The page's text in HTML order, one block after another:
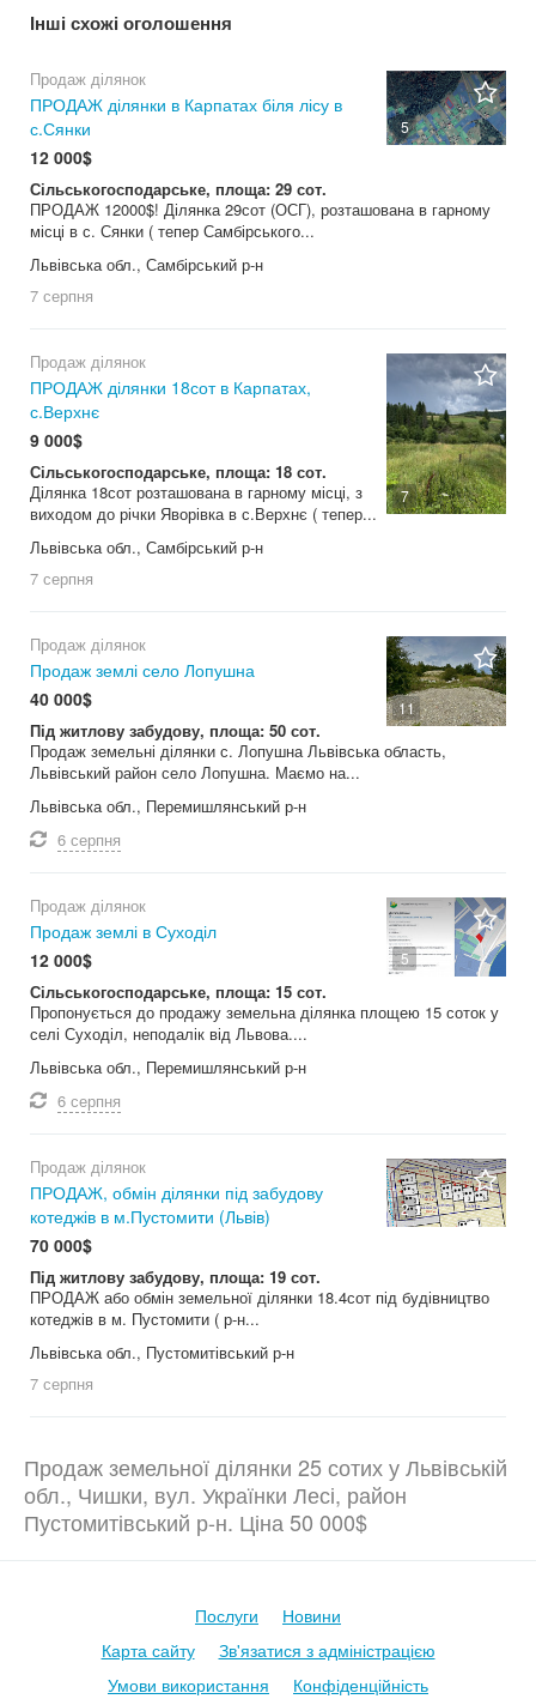
Інші схожі оголошення
5
Продаж ділянок
ПРОДАЖ ділянки в Карпатах біля лісу в
с.Сянки
12 000$
Сільськогосподарське, площа: 29 сот.
ПРОДАЖ 12000$! Ділянка 29сот (ОСГ), розташована в гарному
місці в с. Сянки ( тепер Самбірського...
Львівська обл., Самбірський р-н
7 серпня
7
Продаж ділянок
ПРОДАЖ ділянки 18сот в Карпатах,
с.Верхнє
9 000$
Сільськогосподарське, площа: 18 сот.
Ділянка 18сот розташована в гарному місці, з
виходом до річки Яворівка в с.Верхнє ( тепер...
Львівська обл., Самбірський р-н
7 серпня
11
Продаж ділянок
Продаж землі село Лопушна
40 000$
Під житлову забудову, площа: 50 сот.
Продаж земельні ділянки с. Лопушна Львівська область,
Львівський район село Лопушна. Маємо на...
Львівська обл., Перемишлянський р-н
6 серпня
5
Продаж ділянок
Продаж землі в Суходіл
12 000$
Сільськогосподарське, площа: 15 сот.
Пропонується до продажу земельна ділянка площею 15 соток у
селі Суходіл, неподалік від Львова....
Львівська обл., Перемишлянський р-н
6 серпня
2
Продаж ділянок
ПРОДАЖ, обмін ділянки під забудову
котеджів в м.Пустомити (Львів)
70 000$
Під житлову забудову, площа: 19 сот.
ПРОДАЖ або обмін земельної ділянки 18.4сот під будівництво
котеджів в м. Пустомити ( р-н...
Львівська обл., Пустомитівський р-н
7 серпня
Продаж земельної ділянки 25 сотих у Львівській
обл., Чишки, вул. Українки Лесі, район
Пустомитівський р-н. Ціна 50 000$
Послуги
Новини
Карта сайту
Зв'язатися з адміністрацією
Умови використання
Конфіденційність